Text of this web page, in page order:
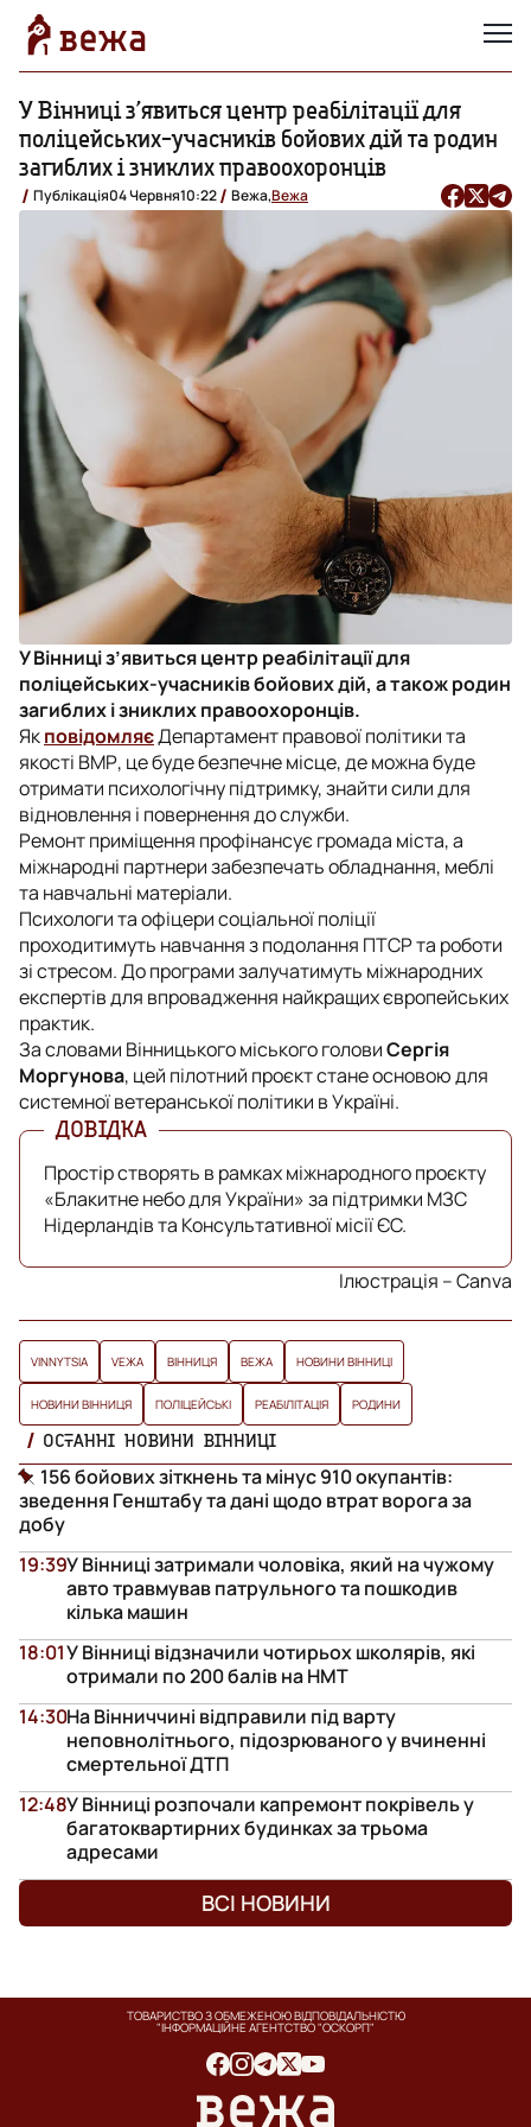
У Вінниці з’явиться центр реабілітації для
поліцейських-учасників бойових дій та родин
загиблих і зниклих правоохоронців
Публікація04 Червня10:22 Вежа,Вежа
У Вінниці з’явиться центр реабілітації для
поліцейських-учасників бойових дій, а також родин
загиблих і зниклих правоохоронців.
ЯкповідомляєДепартамент правової політики та
якості ВМР, це буде безпечне місце, де можна буде
отримати психологічну підтримку, знайти сили для
відновлення і повернення до служби.
Ремонт приміщення профінансує громада міста, а
міжнародні партнери забезпечать обладнання, меблі
та навчальні матеріали.
Психологи та офіцери соціальної поліції
проходитимуть навчання з подолання ПТСР та роботи
зі стресом. До програми залучатимуть міжнародних
експертів для впровадження найкращих європейських
практик.
За словами Вінницького міського головиСергія
Моргунова, цей пілотний проєкт стане основою для
системної ветеранської політики в Україні.
Простір створять в рамках міжнародного проєкту
«Блакитне небо для України» за підтримки МЗС
Нідерландів та Консультативної місії ЄС.
Ілюстрація – Canva
VINNYTSIA VЕЖА ВІННИЦЯ ВЕЖА НОВИНИ ВІННИЦІ
НОВИНИ ВІННИЦЯ ПОЛІЦЕЙСЬКІ РЕАБІЛІТАЦІЯ РОДИНИ
ОСТАННІ НОВИНИ ВІННИЦІ
156 бойових зіткнень та мінус 910 окупантів:
зведення Генштабу та дані щодо втрат ворога за
добу
У Вінниці затримали чоловіка, який на чужому
авто травмував патрульного та пошкодив
кілька машин
19:39
У Вінниці відзначили чотирьох школярів, які
отримали по 200 балів на НМТ
18:01
На Вінниччині відправили під варту
неповнолітнього, підозрюваного у вчиненні
смертельної ДТП
14:30
У Вінниці розпочали капремонт покрівель у
багатоквартирних будинках за трьома
адресами
12:48
ВСІ НОВИНИ
ТОВАРИСТВО З ОБМЕЖЕНОЮ ВІДПОВІДАЛЬНІСТЮ
"ІНФОРМАЦІЙНЕ АГЕНТСТВО "ОСКОРП"